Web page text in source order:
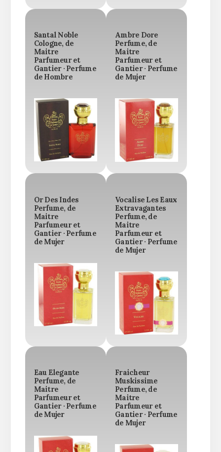
Santal Noble
Cologne, de
Maitre
Parfumeur et
Gantier · Perfume
de Hombre
Ambre Dore
Perfume, de
Maitre
Parfumeur et
Gantier · Perfume
de Mujer
Or Des Indes
Perfume, de
Maitre
Parfumeur et
Gantier · Perfume
de Mujer
Vocalise Les Eaux
Extravagantes
Perfume, de
Maitre
Parfumeur et
Gantier · Perfume
de Mujer
Eau Elegante
Perfume, de
Maitre
Parfumeur et
Gantier · Perfume
de Mujer
Fraicheur
Muskissime
Perfume, de
Maitre
Parfumeur et
Gantier · Perfume
de Mujer